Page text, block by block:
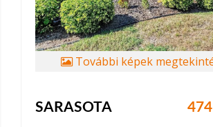
További képek
SARASOTA